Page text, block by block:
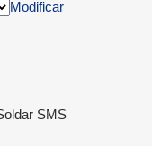
Modificar
SMS